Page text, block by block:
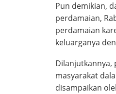
Pun demikian,
perdamaian,
perdamaian
keluarganya
Dilanjutkannya,
masyarakat
disampaikan